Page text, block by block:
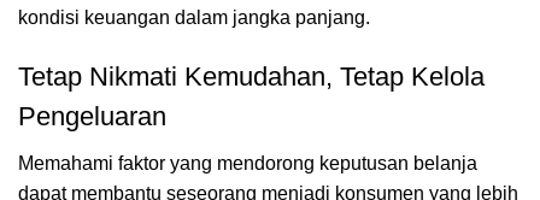
kondisi keuangan dalam jangka panjang.
Tetap Nikmati Kemudahan, Tetap Kelola
Pengeluaran
Memahami faktor yang mendorong keputusan belanja
dapat membantu seseorang menjadi konsumen yang lebih